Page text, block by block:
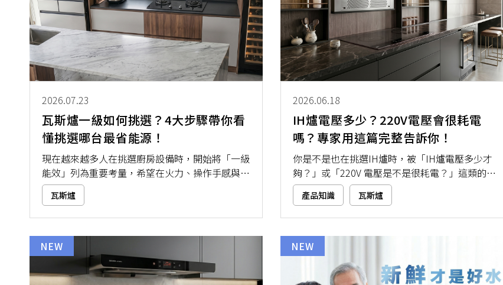
2026.07.23
瓦斯爐一級如何挑選？4大步驟帶你看
懂挑選哪台最省能源！
現在越來越多人在挑選廚房設備時，開始將「一級
能效」列為重要考量，希望在火力、操作手感與節
能效果之間取得平衡。然而市面上符合一級能效的
瓦斯爐款式繁多，光憑標章真的就夠了嗎？事實
上，火力大小、安全設計、爐面材質，乃至日常清
家掌握挑選一級能效瓦斯爐的正確方法，幫助你找
到最適合自己廚房的理想選擇！
瓦斯爐
2026.06.18
IH爐電壓多少？220V電壓會很耗電
嗎？專家用這篇完整告訴你！
你是不是也在挑選IH爐時，被「IH爐電壓多少才
夠？」或「220V 電壓是不是很耗電？」這類的問
題卡住？想升級廚房設備，卻又怕家裡電路不夠、
用到一半跳電，或不小心選到太耗電的款式。其
實，IH爐電壓該怎麼選，重點在於你的使用烹飪
式帶大家一起搞懂IH爐電壓規格，讓你安心選購
不盲猜！
產品知識 瓦斯爐
NEW NEW